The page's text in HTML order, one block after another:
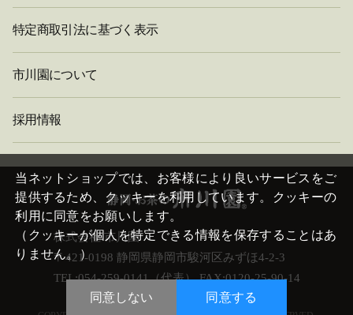
特定商取引法に基づく表示
市川園について
採用情報
株式会社 市川園
〒421-0198 静岡県静岡市駿河区みずほ4-2-3
TEL:054-259-0141（代表） FAX:0120-25-90-14
当ネットショップでは、お客様により良いサービスをご
提供するため、クッキーを利用しています。クッキーの
利用に同意をお願いします。
（クッキーが個人を特定できる情報を保存することはあ
りません。）
同意しない
閉
じ
る
同意する